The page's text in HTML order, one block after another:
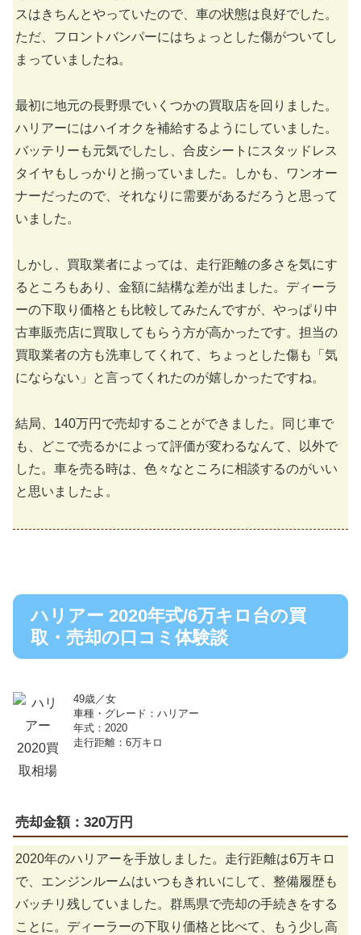
スはきちんとやっていたので、車の状態は良好でした。
ただ、フロントバンパーにはちょっとした傷がついてし
まっていましたね。
最初に地元の長野県でいくつかの買取店を回りました。
ハリアーにはハイオクを補給するようにしていました。
バッテリーも元気でしたし、合皮シートにスタッドレス
タイヤもしっかりと揃っていました。しかも、ワンオー
ナーだったので、それなりに需要があるだろうと思って
いました。
しかし、買取業者によっては、走行距離の多さを気にす
るところもあり、金額に結構な差が出ました。ディーラ
ーの下取り価格とも比較してみたんですが、やっぱり中
古車販売店に買取してもらう方が高かったです。担当の
買取業者の方も洗車してくれて、ちょっとした傷も「気
にならない」と言ってくれたのが嬉しかったですね。
結局、140万円で売却することができました。同じ車で
も、どこで売るかによって評価が変わるなんて、以外で
した。車を売る時は、色々なところに相談するのがいい
と思いましたよ。
ハリアー 2020年式/6万キロ台の買
取・売却の口コミ体験談
49歳／女
車種・グレード：ハリアー
年式：2020
走行距離：6万キロ
売却金額：320万円
2020年のハリアーを手放しました。走行距離は6万キロ
で、エンジンルームはいつもきれいにして、整備履歴も
バッチリ残していました。群馬県で売却の手続きをする
ことに。ディーラーの下取り価格と比べて、もう少し高